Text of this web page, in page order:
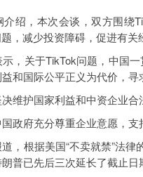
，本次会谈，双方围绕
，减少投资障碍，促进有关
关于TikTok问题，中国一
和国际公平正义为代价，寻
护国家利益和中资企业合
府充分尊重企业意愿，支
根据美国“不卖就禁”法律
普已先后三次延长了截止日